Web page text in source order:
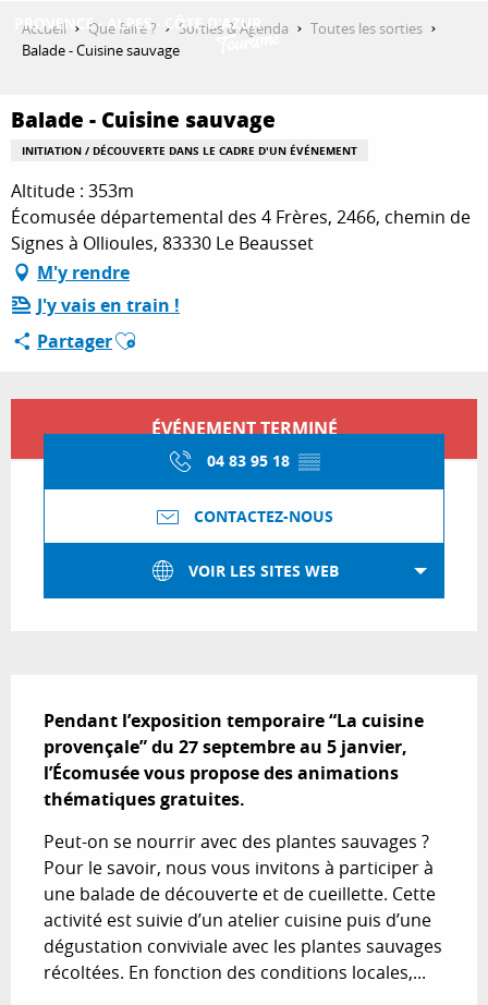
QUE FAIRE ?
SÉJOURNER
ESPACE PRO
Accueil Que faire ? Sorties & Agenda
Toutes les sorties
Balade - Cuisine sauvage
Balade - Cuisine sauvage
INITIATION / DÉCOUVERTE DANS LE CADRE D'UN ÉVÉNEMENT
Altitude : 353m
Écomusée départemental des 4 Frères, 2466, chemin de
Signes à Ollioules, 83330 Le Beausset
M'y rendre
J'y vais en train !
PartagerAjouter aux favoris
Ouverture et coordonnées
ÉVÉNEMENT TERMINÉ
04 83 95 18 ▒▒
CONTACTEZ-NOUS
VOIR LES SITES WEB
Pendant l’exposition temporaire “La cuisine
provençale” du 27 septembre au 5 janvier,
l’Écomusée vous propose des animations
thématiques gratuites.
Peut-on se nourrir avec des plantes sauvages ?
Pour le savoir, nous vous invitons à participer à
une balade de découverte et de cueillette. Cette
activité est suivie d’un atelier cuisine puis d’une
dégustation conviviale avec les plantes sauvages
récoltées. En fonction des conditions locales,...